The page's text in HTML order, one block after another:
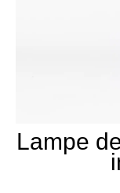
Lampe